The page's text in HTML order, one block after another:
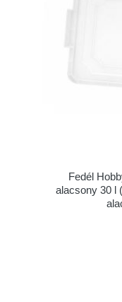
Fedél
alacsony 30 l